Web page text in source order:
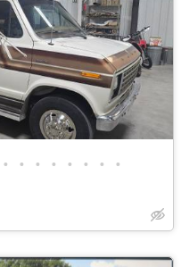
• • • • • • • •